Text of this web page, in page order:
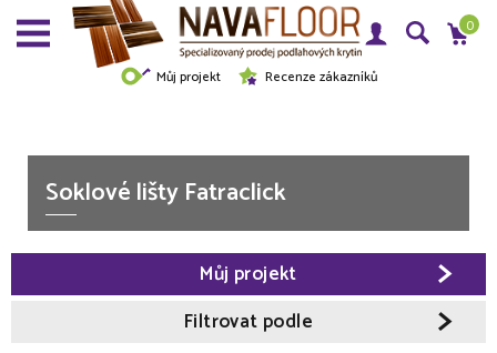
Můj projekt Recenze zákazníků
0
Soklové lišty Fatraclick
Filtrovat podle
Můj projekt